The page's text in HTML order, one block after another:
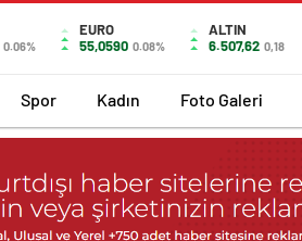
0.06%
EURO
55,0590 0.08%
ALTIN
6.507,62 0,18
Spor Kadın Foto Galeri